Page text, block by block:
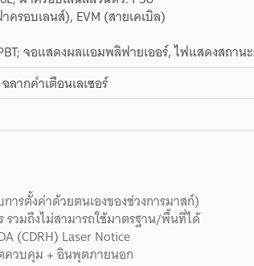
ครอบเลนส์), EVM (สายเคเบิล)
จอแสดงผลแอมพลิฟายเออร์, ไฟแสดงสถาน
ลากคำเตือนเลเซอร์
ารตั้งค่าด้วยตนเองของช่วงการมาสก์)
วมถึงไม่สามารถใช้มาตรฐาน/พื้นที่ได้
(CDRH) Laser Notice
ควบคุม + อินพุตภายนอก